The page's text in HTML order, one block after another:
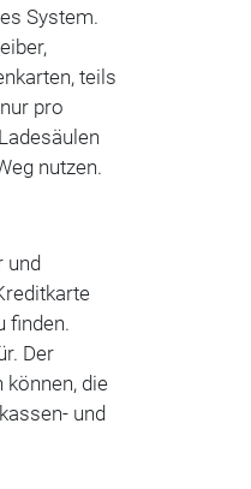
System.
teils
pro
nutzen.
und
finden.
Der
können, die
und